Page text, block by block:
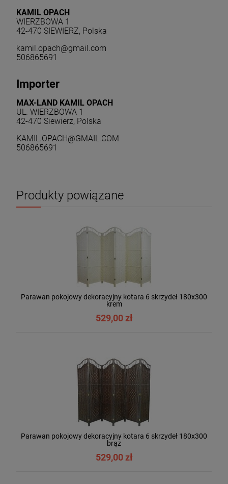
KAMIL OPACH
WIERZBOWA 1
42-470 SIEWIERZ, Polska
kamil.opach@gmail.com
506865691
Importer
MAX-LAND KAMIL OPACH
UL. WIERZBOWA 1
42-470 Siewierz, Polska
KAMIL.OPACH@GMAIL.COM
506865691
Produkty powiązane
Parawan pokojowy dekoracyjny kotara 6 skrzydeł 180x300
krem
529,00 zł
Parawan pokojowy dekoracyjny kotara 6 skrzydeł 180x300
brąz
529,00 zł